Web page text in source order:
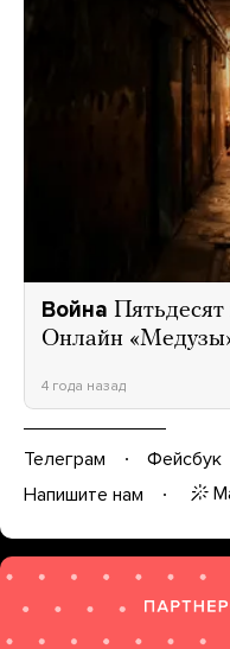
Война Пятьдесят
Онлайн
4 года назад
Телеграм Фейсбук
Напишите нам